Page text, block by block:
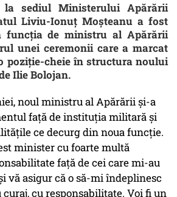
sediul Ministerului Apărării
Liviu-Ionuț Moșteanu a fost
funcția de ministru al Apărării
unei ceremonii care a marcat
poziție-cheie în structura noului
Ilie Bolojan.
noul ministru al Apărării și-a
față de instituția militară și
ce decurg din noua funcție.
minister cu foarte multă
faţă de cei care mi-au
vă asigur că o să-mi îndeplinesc
cu responsabilitate. Voi fi un